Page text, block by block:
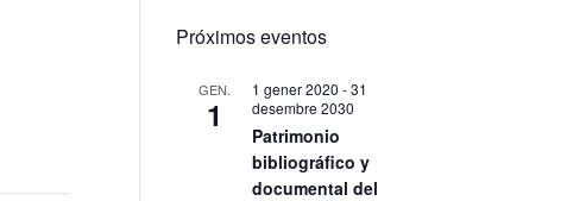
Próximos eventos
GEN.
1
1 gener 2020 -31
desembre 2030
Patrimonio
bibliográfico y
documental del